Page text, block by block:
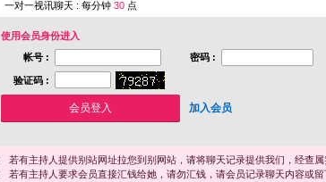
一对一视讯聊天 : 每分钟 30 点
使用会员身份进入
帐号 :
密码 :
验证码 :
加入会员
若有主持人提供别站网址拉您到别网站，请将聊天记录提供我们，经查属
若有主持人要求会员直接汇钱给她，请勿汇钱，请会员记录聊天内容或